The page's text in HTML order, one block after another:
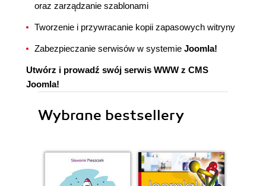
oraz zarządzanie szablonami
Tworzenie i przywracanie kopii zapasowych witryny
Zabezpieczanie serwisów w systemie Joomla!
Utwórz i prowadź swój serwis WWW z CMS
Joomla!
Wybrane bestsellery